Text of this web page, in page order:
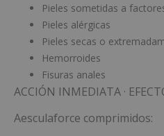
Pieles sometidas a
Pieles alérgicas
Pieles secas o
Hemorroides
Fisuras anales
ACCIÓN INMEDIATA ·
Aesculaforce comprimidos: